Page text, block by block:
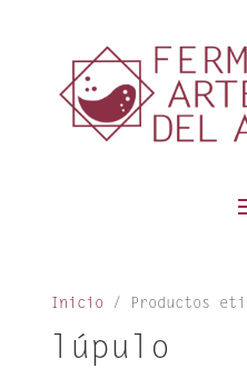
Inicio / Productos
lúpulo